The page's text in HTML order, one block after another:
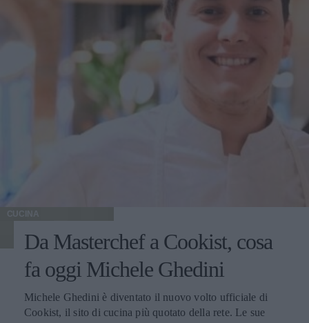
CUCINA
Da Masterchef a Cookist, cosa
fa oggi Michele Ghedini
Michele Ghedini è diventato il nuovo volto ufficiale di
Cookist, il sito di cucina più quotato della rete. Le sue